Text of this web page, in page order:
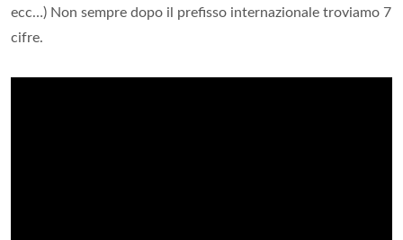
ecc…) Non sempre dopo il prefisso internazionale troviamo 7
cifre.